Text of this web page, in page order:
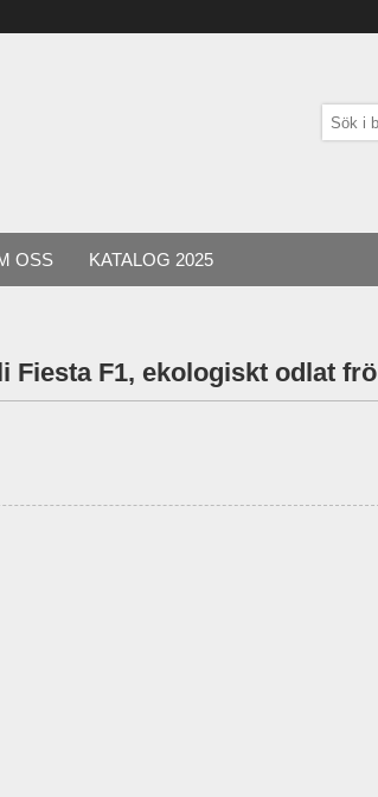
OSS KATALOG 2025
Fiesta F1, ekologiskt odlat frö